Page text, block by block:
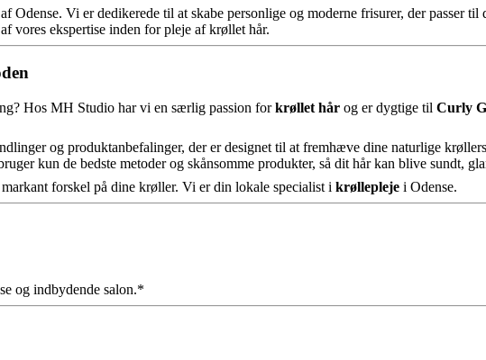
Vi er dedikerede til at skabe personlige og moderne frisurer, der passer
vores ekspertise inden for pleje af krøllet hår.
Hos MH Studio har vi en særlig passion forkrøllet hår og er dygtige til Curly
og produktanbefalinger, der er designet til at fremhæve dine naturlige
kun de bedste metoder og skånsomme produkter, så dit hår kan blive sundt,
forskel på dine krøller. Vi er din lokale specialist i krøllepleje i Odense.
og indbydende salon.*